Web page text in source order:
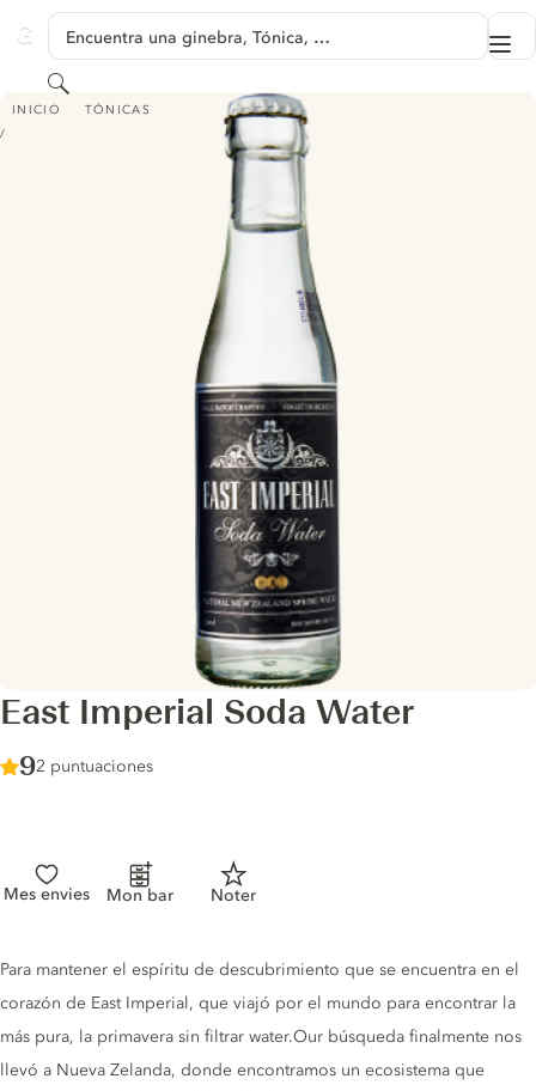
GINVENTORY
Encuentra una ginebra, Tónica, …
Buscar
INICIO TÓNICAS
EAST IMPERIAL SODA WATER
East Imperial Soda Water
Score :
9/ 10
2 puntuaciones
Mes envies Mon bar Noter
Tonic description
Para mantener el espíritu de descubrimiento que se encuentra en el
corazón de East Imperial, que viajó por el mundo para encontrar la
más pura, la primavera sin filtrar water.Our búsqueda finalmente nos
llevó a Nueva Zelanda, donde encontramos un ecosistema que